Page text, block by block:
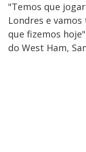
"Temos que
Londres e
que fizemos
do West Ham,